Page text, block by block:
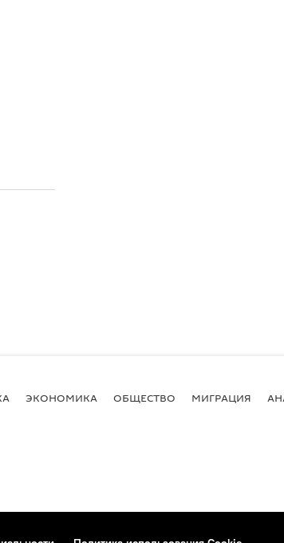
ЭКОНОМИКА ОБЩЕСТВО МИГРАЦИЯ